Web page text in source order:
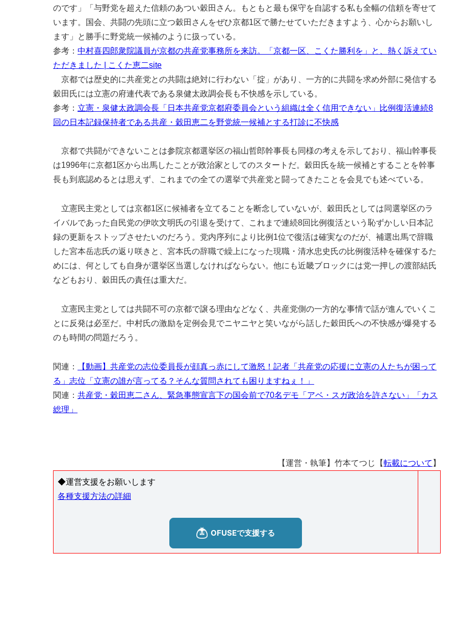
のです」「与野党を超えた信頼のあつい穀田さん。もともと最も保守を自認する私も全幅の信頼を寄せて
います。国会、共闘の先頭に立つ穀田さんをぜひ京都1区で勝たせていただきますよう、心からお願いし
ます」と勝手に野党統一候補のように扱っている。
参考： 中村喜四郎衆院議員が京都の共産党事務所を来訪。「京都一区、こくた勝利を」と、熱く訴えてい
ただきました | こくた恵二site
京都では歴史的に共産党との共闘は絶対に行わない「掟」があり、一方的に共闘を求め外部に発信する
穀田氏には立憲の府連代表である泉健太政調会長も不快感を示している。
参考： 立憲・泉健太政調会長「日本共産党京都府委員会という組織は全く信用できない」比例復活連続8
回の日本記録保持者である共産・穀田恵二を野党統一候補とする打診に不快感
京都で共闘ができないことは参院京都選挙区の福山哲郎幹事長も同様の考えを示しており、福山幹事長
は1996年に京都1区から出馬したことが政治家としてのスタートだ。穀田氏を統一候補とすることを幹事
長も到底認めるとは思えず、これまでの全ての選挙で共産党と闘ってきたことを会見でも述べている。
立憲民主党としては京都1区に候補者を立てることを断念していないが、穀田氏としては同選挙区のラ
イバルであった自民党の伊吹文明氏の引退を受けて、これまで連続8回比例復活という恥ずかしい日本記
録の更新をストップさせたいのだろう。党内序列により比例1位で復活は確実なのだが、補選出馬で辞職
した宮本岳志氏の返り咲きと、宮本氏の辞職で繰上になった現職・清水忠史氏の比例復活枠を確保するた
めには、何としても自身が選挙区当選しなければならない。他にも近畿ブロックには党一押しの渡部結氏
などもおり、穀田氏の責任は重大だ。
立憲民主党としては共闘不可の京都で譲る理由などなく、共産党側の一方的な事情で話が進んでいくこ
とに反発は必至だ。中村氏の激励を定例会見でニヤニヤと笑いながら話した穀田氏への不快感が爆発する
のも時間の問題だろう。
関連：
【動画】共産党の志位委員長が顔真っ赤にして激怒！記者「共産党の応援に立憲の人たちが困って
る」志位「立憲の誰が言ってる？そんな質問されても困りますねぇ！」
関連： 共産党・穀田恵二さん、緊急事態宣言下の国会前で70名デモ「アベ・スガ政治を許さない」「カス
総理」
【運営・執筆】竹本てつじ【転載について 】
◆運営支援をお願いします
各種支援方法の詳細